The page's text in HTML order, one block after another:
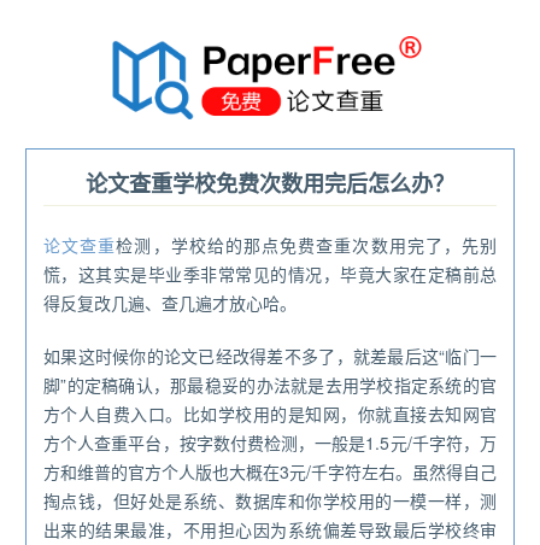
论文查重学校免费次数用完后怎么办？
论文查重检测，学校给的那点免费查重次数用完了，先别
慌，这其实是毕业季非常常见的情况，毕竟大家在定稿前总
得反复改几遍、查几遍才放心哈。
如果这时候你的论文已经改得差不多了，就差最后这“临门一
脚”的定稿确认，那最稳妥的办法就是去用学校指定系统的官
方个人自费入口。比如学校用的是知网，你就直接去知网官
方个人查重平台，按字数付费检测，一般是1.5元/千字符，万
方和维普的官方个人版也大概在3元/千字符左右。虽然得自己
掏点钱，但好处是系统、数据库和你学校用的一模一样，测
出来的结果最准，不用担心因为系统偏差导致最后学校终审